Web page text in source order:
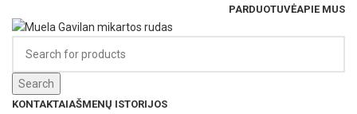
PARDUOTUVĖAPIE MUS
Search
KONTAKTAIAŠMENŲ ISTORIJOS